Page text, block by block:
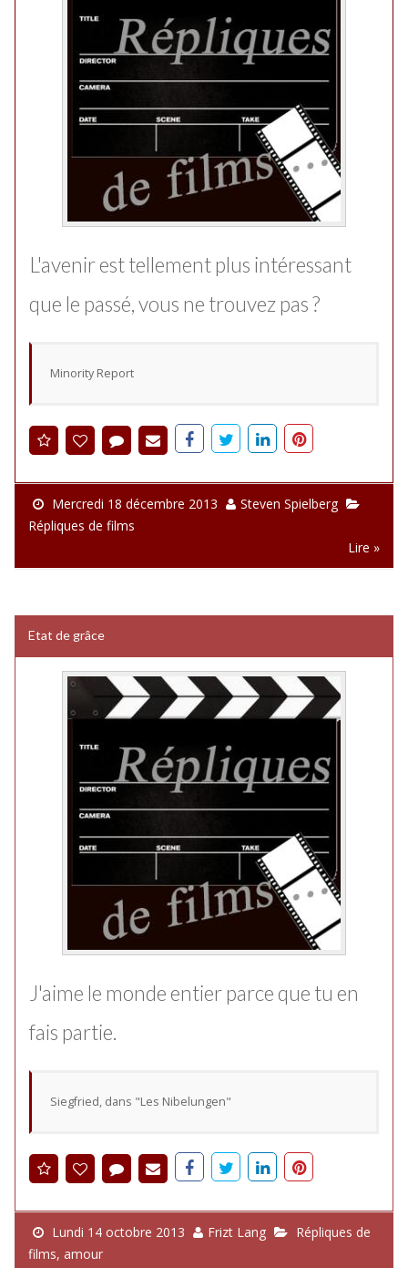
L'avenir est tellement plus intéressant
que le passé, vous ne trouvez pas ?
Minority Report
Mercredi 18 décembre 2013
Steven Spielberg
Répliques de films
Lire »
Etat de grâce
J'aime le monde entier parce que tu en
fais partie.
Siegfried, dans "Les Nibelungen"
Lundi 14 octobre 2013 Frizt Lang
Répliques de
films, amour